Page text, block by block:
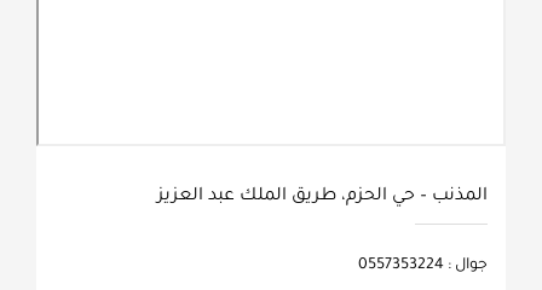
المذنب – حي الحزم، طريق الملك عبد العزيز
جوال : 0557353224